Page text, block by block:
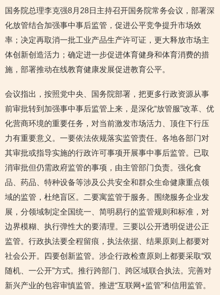
国务院总理李克强8月28日主持召开国务院常务会议，部署深
化放管结合加强事中事后监管，促进公平竞争提升市场效
率；决定再取消一批工业产品生产许可证，更大释放市场主
体创新创造活力；确定进一步促进体育健身和体育消费的措
施，部署推动在线教育健康发展促进教育公平。
会议指出，按照党中央、国务院部署，把更多行政资源从事
前审批转到加强事中事后监管上来，是深化“放管服”改革、优
化营商环境的重要任务，对当前激发市场活力、顶住下行压
力有重要意义。一要依法依规落实监管责任。各地各部门对
其审批或指导实施的行政许可事项开展事中事后监管。已取
消审批但仍需政府监管的事项，由主管部门负责。强化食
品、药品、特种设备等涉及公共安全和群众生命健康重点领
域的监管，杜绝盲区。二要寓监管于服务。围绕服务企业发
展，分领域制定全国统一、简明易行的监管规则和标准，对
边界模糊、执行弹性大的要清理。三要以公开透明促进公正
监管。行政执法要全程留痕，执法依据、结果原则上都要对
社会公开。四要创新监管。涉企行政检查原则上都要采取“双
随机、一公开”方式。推行跨部门、跨区域联合执法。完善对
新兴产业的包容审慎监管。推进“互联网+监管”和信用监管。